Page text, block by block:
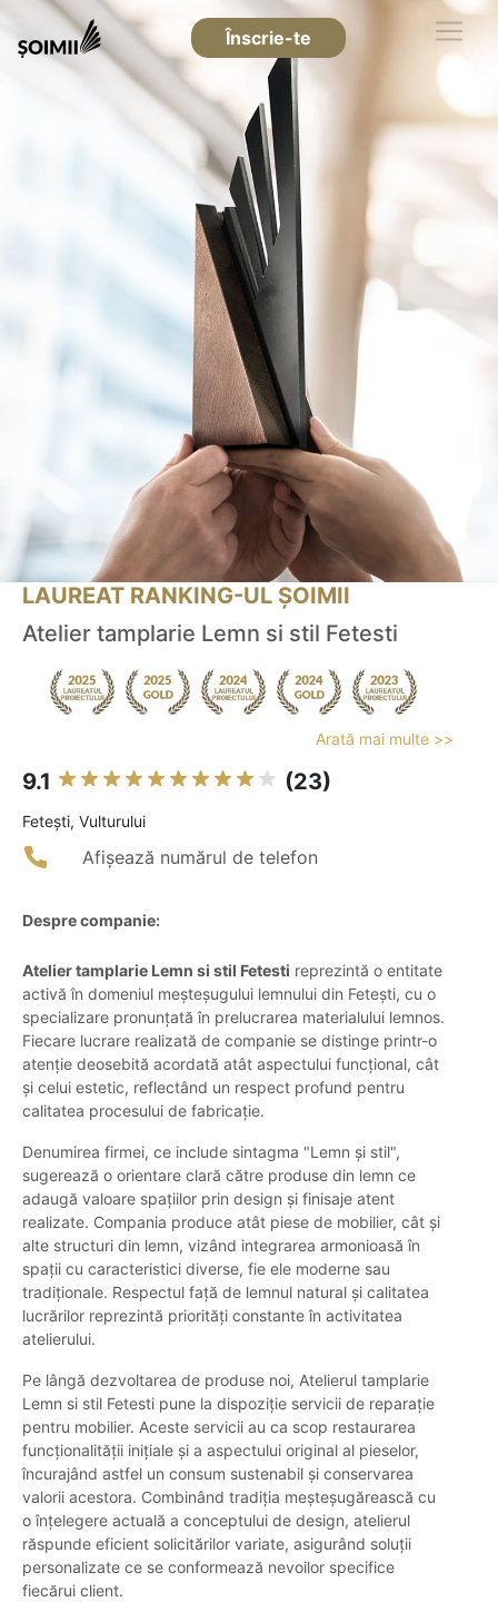
Înscrie-te
LAUREAT RANKING-UL ȘOIMII
Atelier tamplarie Lemn si stil Fetesti
Arată mai multe >>
9.1 (23)
Feteşti, Vulturului
Afișează numărul de telefon
Despre companie:
Atelier tamplarie Lemn si stil Fetesti reprezintă o entitate
activă în domeniul meșteșugului lemnului din Fetești, cu o
specializare pronunțată în prelucrarea materialului lemnos.
Fiecare lucrare realizată de companie se distinge printr-o
atenție deosebită acordată atât aspectului funcțional, cât
și celui estetic, reflectând un respect profund pentru
calitatea procesului de fabricație.
Denumirea firmei, ce include sintagma "Lemn și stil",
sugerează o orientare clară către produse din lemn ce
adaugă valoare spațiilor prin design și finisaje atent
realizate. Compania produce atât piese de mobilier, cât și
alte structuri din lemn, vizând integrarea armonioasă în
spații cu caracteristici diverse, fie ele moderne sau
tradiționale. Respectul față de lemnul natural și calitatea
lucrărilor reprezintă priorități constante în activitatea
atelierului.
Pe lângă dezvoltarea de produse noi, Atelierul tamplarie
Lemn si stil Fetesti pune la dispoziție servicii de reparație
pentru mobilier. Aceste servicii au ca scop restaurarea
funcționalității inițiale și a aspectului original al pieselor,
încurajând astfel un consum sustenabil și conservarea
valorii acestora. Combinând tradiția meșteșugărească cu
o înțelegere actuală a conceptului de design, atelierul
răspunde eficient solicitărilor variate, asigurând soluții
personalizate ce se conformează nevoilor specifice
fiecărui client.